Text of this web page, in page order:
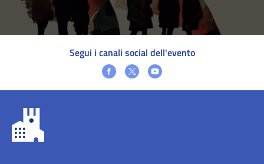
Segui i canali social dell'evento